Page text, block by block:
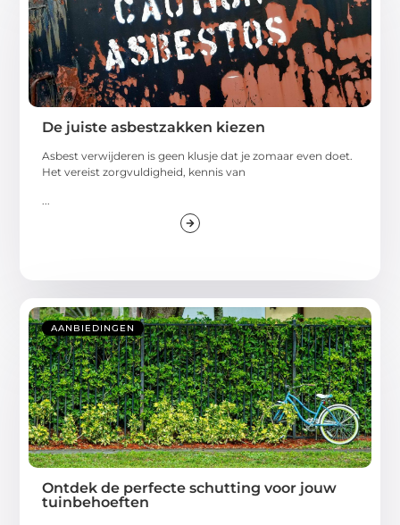
De juiste asbestzakken kiezen
Asbest verwijderen is geen klusje dat je zomaar even doet.
Het vereist zorgvuldigheid, kennis van
...
AANBIEDINGEN
Ontdek de perfecte schutting voor jouw
tuinbehoeften